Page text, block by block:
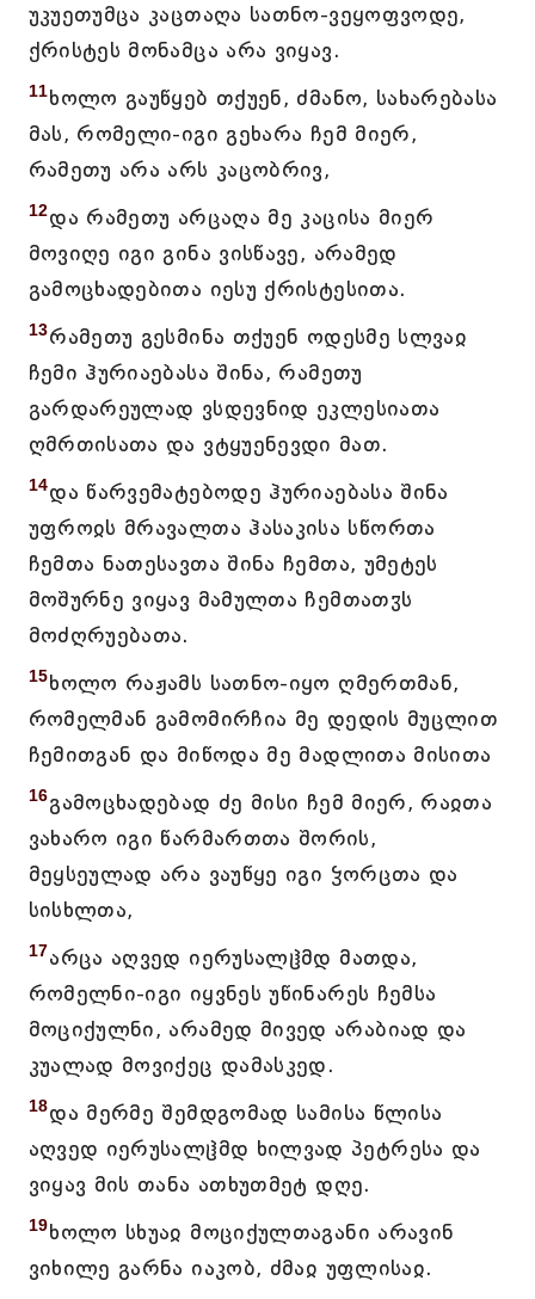
უკუეთუმცა კაცთაღა სათნო-ვეყოფვოდე,
ქრისტეს მონამცა არა ვიყავ.
11ხოლო გაუწყებ თქუენ, ძმანო, სახარებასა
მას, რომელი-იგი გეხარა ჩემ მიერ,
რამეთუ არა არს კაცობრივ,
12და რამეთუ არცაღა მე კაცისა მიერ
მოვიღე იგი გინა ვისწავე, არამედ
გამოცხადებითა იესუ ქრისტესითა.
13რამეთუ გესმინა თქუენ ოდესმე სლვაჲ
ჩემი ჰურიაებასა შინა, რამეთუ
გარდარეულად ვსდევნიდ ეკლესიათა
ღმრთისათა და ვტყუენევდი მათ.
14და წარვემატებოდე ჰურიაებასა შინა
უფროჲს მრავალთა ჰასაკისა სწორთა
ჩემთა ნათესავთა შინა ჩემთა, უმეტეს
მოშურნე ვიყავ მამულთა ჩემთათჳს
მოძღრუებათა.
15ხოლო რაჟამს სათნო-იყო ღმერთმან,
რომელმან გამომირჩია მე დედის მუცლით
ჩემითგან და მიწოდა მე მადლითა მისითა
16გამოცხადებად ძე მისი ჩემ მიერ, რაჲთა
ვახარო იგი წარმართთა შორის,
მეყსეულად არა ვაუწყე იგი ჴორცთა და
სისხლთა,
17არცა აღვედ იერუსალჱმდ მათდა,
რომელნი-იგი იყვნეს უწინარეს ჩემსა
მოციქულნი, არამედ მივედ არაბიად და
კუალად მოვიქეც დამასკედ.
18და მერმე შემდგომად სამისა წლისა
აღვედ იერუსალჱმდ ხილვად პეტრესა და
ვიყავ მის თანა ათხუთმეტ დღე.
19ხოლო სხუაჲ მოციქულთაგანი არავინ
ვიხილე გარნა იაკობ, ძმაჲ უფლისაჲ.